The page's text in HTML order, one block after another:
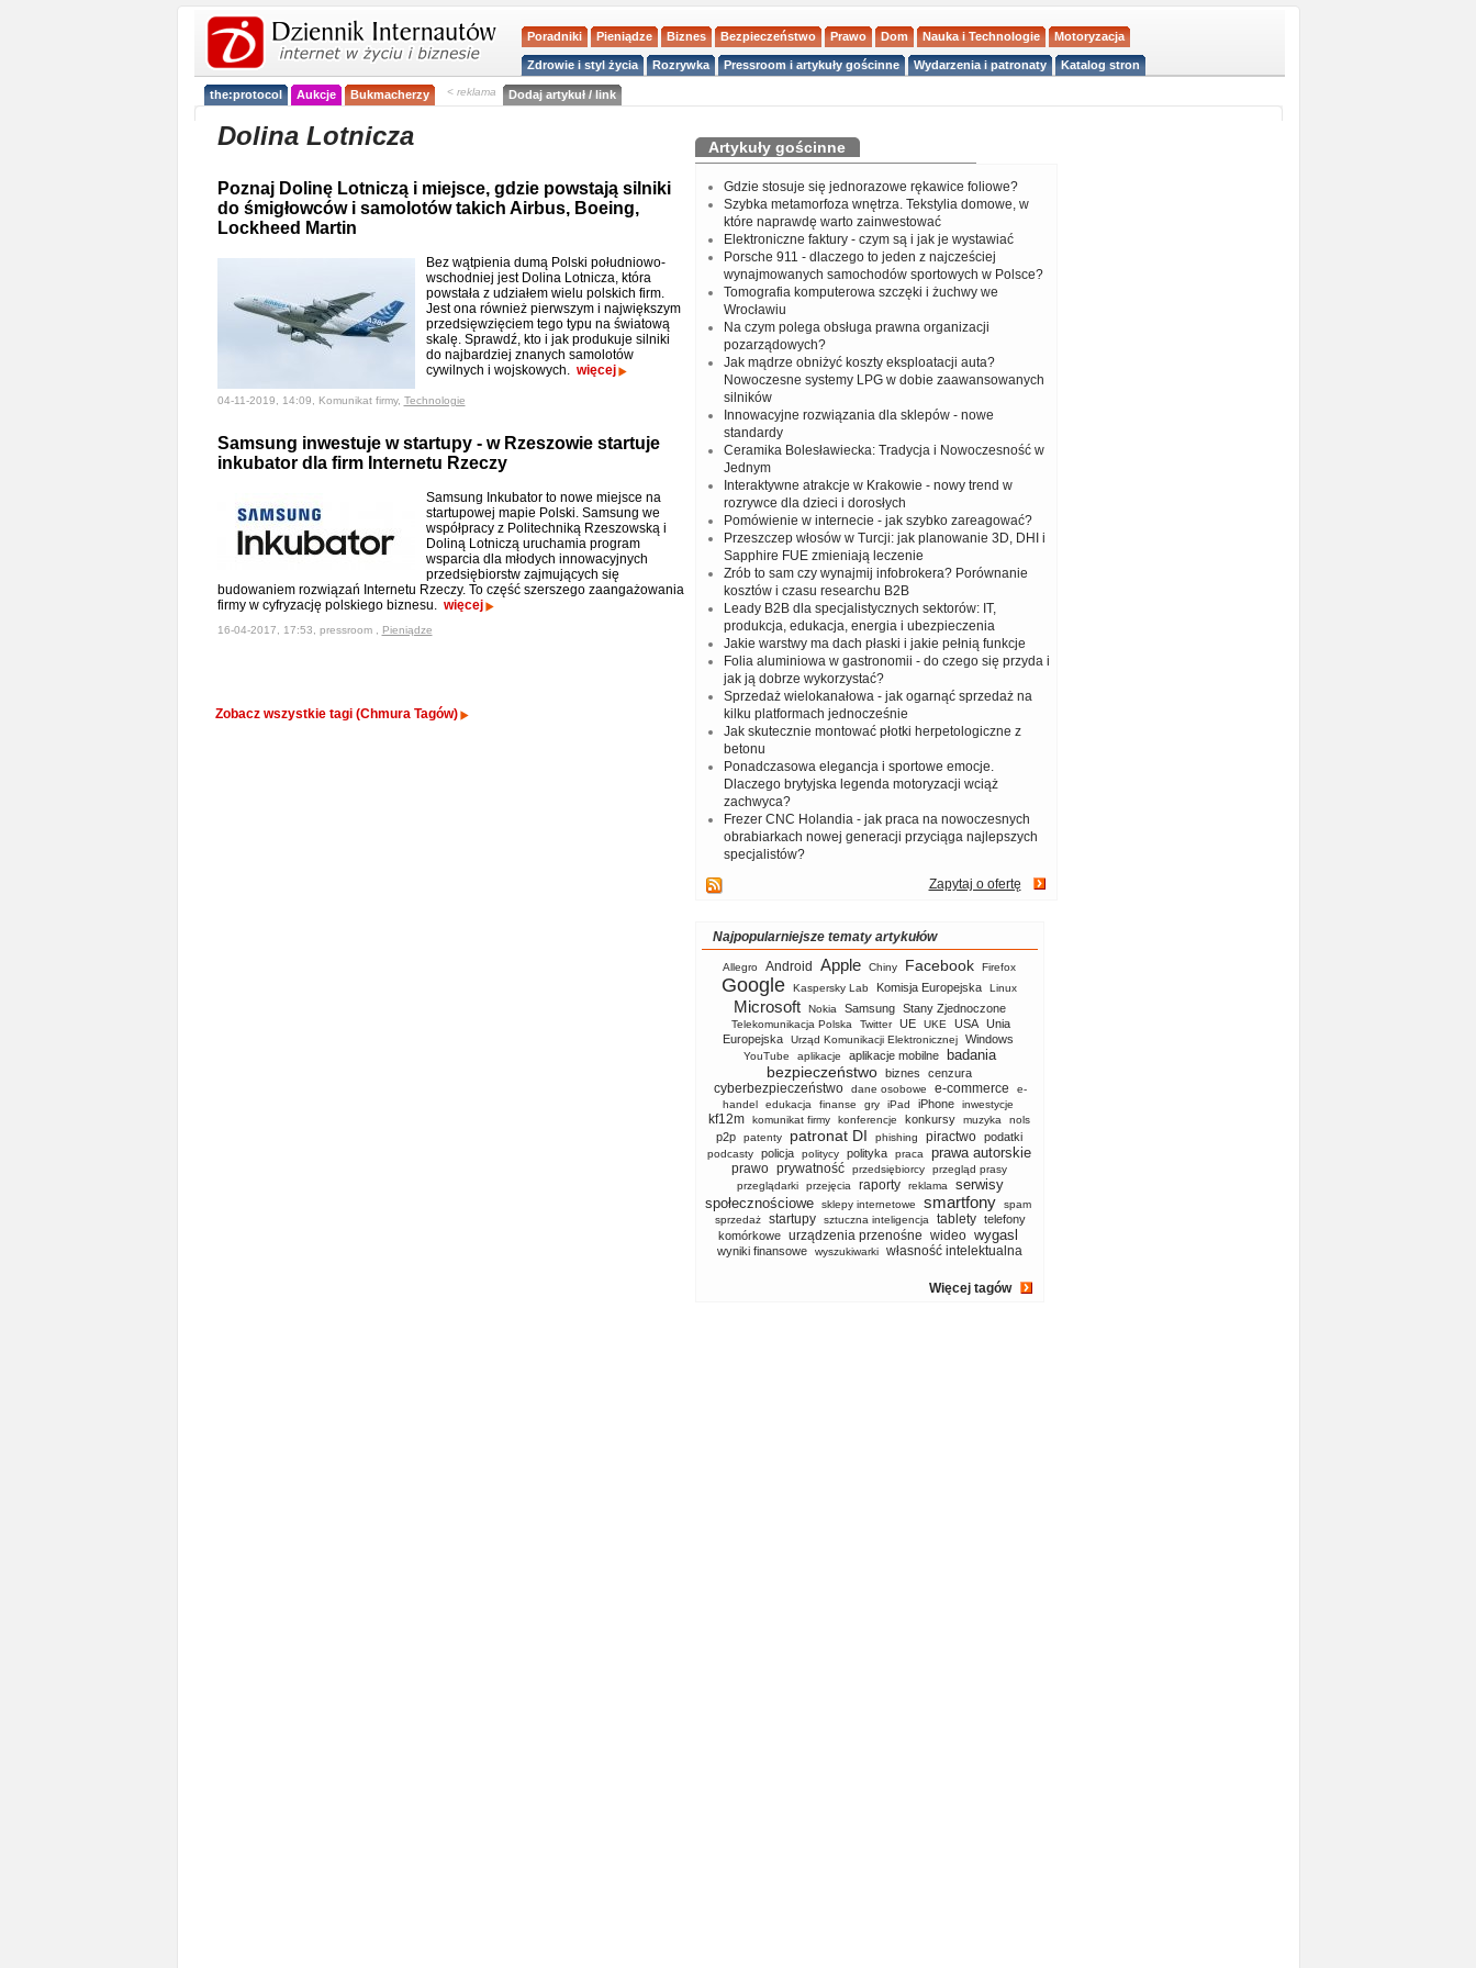
Poradniki Pieniądze Biznes Bezpieczeństwo Prawo Dom Nauka i Technologie Motoryzacja
Zdrowie i styl życia Rozrywka Pressroom i artykuły gościnne Wydarzenia i patronaty Katalog stron
the:protocol Aukcje Bukmacherzy < reklama Dodaj artykuł / link
Dolina Lotnicza
Poznaj Dolinę Lotniczą i miejsce, gdzie powstają silniki
do śmigłowców i samolotów takich Airbus, Boeing,
Lockheed Martin
Bez wątpienia dumą Polski południowo-
wschodniej jest Dolina Lotnicza, która
powstała z udziałem wielu polskich firm.
Jest ona również pierwszym i największym
przedsięwzięciem tego typu na światową
skalę. Sprawdź, kto i jak produkuje silniki
do najbardziej znanych samolotów
cywilnych i wojskowych. więcej
04-11-2019, 14:09, Komunikat firmy, Technologie
Samsung inwestuje w startupy - w Rzeszowie startuje
inkubator dla firm Internetu Rzeczy
Samsung Inkubator to nowe miejsce na
startupowej mapie Polski. Samsung we
współpracy z Politechniką Rzeszowską i
Doliną Lotniczą uruchamia program
wsparcia dla młodych innowacyjnych
przedsiębiorstw zajmujących się
budowaniem rozwiązań Internetu Rzeczy. To część szerszego zaangażowania
firmy w cyfryzację polskiego biznesu. więcej
16-04-2017, 17:53, pressroom , Pieniądze
Zobacz wszystkie tagi (Chmura Tagów)
Artykuły gościnne
Gdzie stosuje się jednorazowe rękawice foliowe?
Szybka metamorfoza wnętrza. Tekstylia domowe, w
które naprawdę warto zainwestować
Elektroniczne faktury - czym są i jak je wystawiać
Porsche 911 - dlaczego to jeden z najcześciej
wynajmowanych samochodów sportowych w Polsce?
Tomografia komputerowa szczęki i żuchwy we
Wrocławiu
Na czym polega obsługa prawna organizacji
pozarządowych?
Jak mądrze obniżyć koszty eksploatacji auta?
Nowoczesne systemy LPG w dobie zaawansowanych
silników
Innowacyjne rozwiązania dla sklepów - nowe
standardy
Ceramika Bolesławiecka: Tradycja i Nowoczesność w
Jednym
Interaktywne atrakcje w Krakowie - nowy trend w
rozrywce dla dzieci i dorosłych
Pomówienie w internecie - jak szybko zareagować?
Przeszczep włosów w Turcji: jak planowanie 3D, DHI i
Sapphire FUE zmieniają leczenie
Zrób to sam czy wynajmij infobrokera? Porównanie
kosztów i czasu researchu B2B
Leady B2B dla specjalistycznych sektorów: IT,
produkcja, edukacja, energia i ubezpieczenia
Jakie warstwy ma dach płaski i jakie pełnią funkcje
Folia aluminiowa w gastronomii - do czego się przyda i
jak ją dobrze wykorzystać?
Sprzedaż wielokanałowa - jak ogarnąć sprzedaż na
kilku platformach jednocześnie
Jak skutecznie montować płotki herpetologiczne z
betonu
Ponadczasowa elegancja i sportowe emocje.
Dlaczego brytyjska legenda motoryzacji wciąż
zachwyca?
Frezer CNC Holandia - jak praca na nowoczesnych
obrabiarkach nowej generacji przyciąga najlepszych
specjalistów?
Zapytaj o ofertę
Najpopularniejsze tematy artykułów
Allegro Android Apple Chiny Facebook Firefox
Google Kaspersky Lab Komisja Europejska Linux
Microsoft Nokia Samsung Stany Zjednoczone
Telekomunikacja Polska Twitter UE UKE USA
Unia
Europejska
Urząd Komunikacji Elektronicznej Windows
YouTube aplikacje aplikacje mobilne badania
bezpieczeństwo biznes cenzura
cyberbezpieczeństwo dane osobowe e-commerce
e-
handel
edukacja finanse gry iPad iPhone inwestycje
kf12m komunikat firmy konferencje konkursy muzyka nols
p2p patenty patronat DI phishing piractwo podatki
podcasty policja politycy polityka praca prawa autorskie
prawo prywatność przedsiębiorcy
przegląd prasy
przeglądarki
przejęcia raporty reklama
serwisy
społecznościowe
sklepy internetowe smartfony
spam
sprzedaż
startupy sztuczna inteligencja tablety telefony
komórkowe urządzenia przenośne wideo wygasl
wyniki finansowe wyszukiwarki własność intelektualna
Więcej tagów